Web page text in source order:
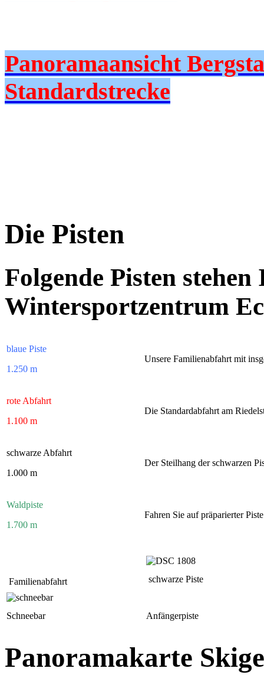
Panoramaansicht
Standardstrecke
Die Pisten
Folgende Pisten
Wintersportzentrum
blaue Piste
1.250 m
Unsere Familienabfahrt mit
rote Abfahrt
1.100 m
Die Standardabfahrt am
schwarze Abfahrt
1.000 m
Der Steilhang der schwarzen
Waldpiste
1.700 m
Fahren Sie auf präparierter
Familienabfahrt schwarze Piste
Schneebar Anfängerpiste
Panoramakarte